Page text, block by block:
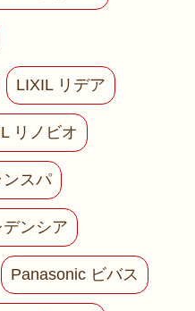
LIXIL リデア
リノビオ
ンスパ
ンシア
Panasonic ビバス